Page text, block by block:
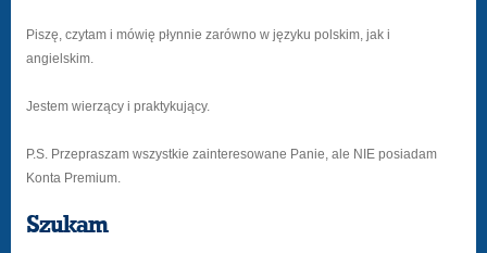
Piszę, czytam i mówię płynnie zarówno w języku polskim, jak i
angielskim.
Jestem wierzący i praktykujący.
P.S. Przepraszam wszystkie zainteresowane Panie, ale NIE posiadam
Konta Premium.
Szukam